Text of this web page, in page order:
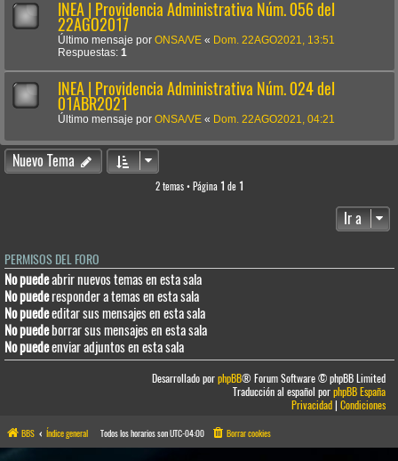
INEA | Providencia Administrativa Núm. 056 del
22AGO2017
Último mensaje por ONSA/VE « Dom. 22AGO2021, 13:51
Respuestas: 1
INEA | Providencia Administrativa Núm. 024 del
01ABR2021
Último mensaje por ONSA/VE « Dom. 22AGO2021, 04:21
Nuevo Tema
2 temas • Página 1 de 1
Ir a
PERMISOS DEL FORO
No puedeabrir nuevos temas en esta sala
No puederesponder a temas en esta sala
No puedeeditar sus mensajes en esta sala
No puedeborrar sus mensajes en esta sala
No puedeenviar adjuntos en esta sala
Desarrollado porphpBB® Forum Software © phpBB Limited
Traducción al español porphpBB España
Privacidad|Condiciones
BBS Índice general Todos los horarios sonUTC-04:00 Borrar cookies